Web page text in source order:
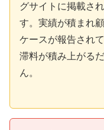
グサイトに掲載さ
す。実績が積まれ
ケースが報告され
滞料が積み上がる
ん。